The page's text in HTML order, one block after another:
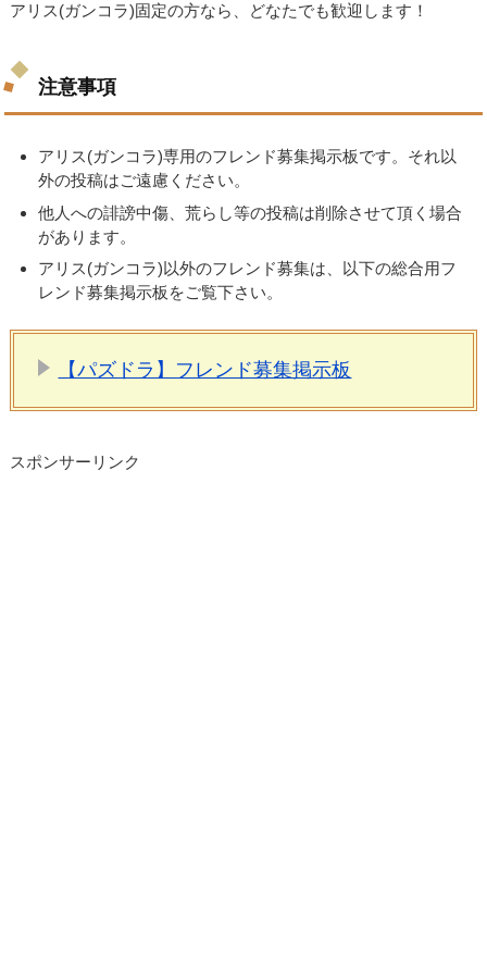
アリス(ガンコラ)固定の方なら、どなたでも歓迎します！
注意事項
アリス(ガンコラ)専用のフレンド募集掲示板です。それ以
外の投稿はご遠慮ください。
他人への誹謗中傷、荒らし等の投稿は削除させて頂く場合
があります。
アリス(ガンコラ)以外のフレンド募集は、以下の総合用フ
レンド募集掲示板をご覧下さい。
【パズドラ】フレンド募集掲示板
スポンサーリンク